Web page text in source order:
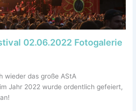
02.06.2022 Fotogalerie
wieder das große AStA
Jahr 2022 wurde ordentlich gefeiert,